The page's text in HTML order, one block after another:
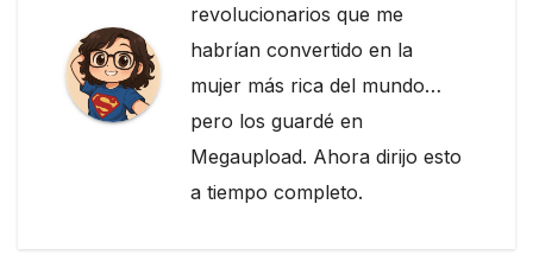
revolucionarios que me
habrían convertido en la
mujer más rica del mundo…
pero los guardé en
Megaupload. Ahora dirijo esto
a tiempo completo.